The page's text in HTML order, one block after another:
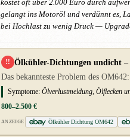
kostet oft über 2.000 Euro durch
gelangt ins Motoröl und verdünnt es,
bei Hochlast zu wenig Druck —
!! Ölkühler-Dichtungen undicht
Das bekannteste Problem des
Symptome: Ölverlustmeldung, Ölflecken
800–2.500 €
ANZEIGE Ölkühler Dichtung OM642